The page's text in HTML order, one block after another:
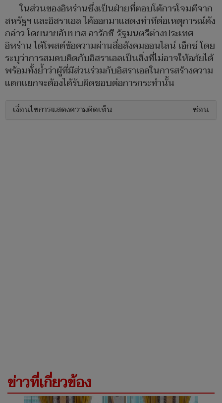
ในส่วนของอิหร่านซึ่งเป็นฝ่ายที่ตอบโต้การโจมตีจาก
สหรัฐฯ และอิสราเอล ได้ออกมาแสดงท่าทีต่อเหตุการณ์ดัง
กล่าว โดยนายอับบาส อารักชี รัฐมนตรีต่างประเทศ
อิหร่าน ได้โพสต์ข้อความผ่านสื่อสังคมออนไลน์ เอ็กซ์ โดย
ระบุว่าการสมคบคิดกับอิสราเอลเป็นสิ่งที่ไม่อาจให้อภัยได้
พร้อมทั้งย้ำว่าผู้ที่มีส่วนร่วมกับอิสราเอลในการสร้างความ
แตกแยกจะต้องได้รับผิดชอบต่อการกระทำนั้น
เงื่อนไขการแสดงความคิดเห็น ซ่อน
ข่าวที่เกี่ยวข้อง